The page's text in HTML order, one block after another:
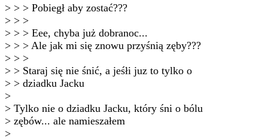
> > > Pobiegł aby zostać???
> > >
> > > Eee, chyba już dobranoc...
> > > Ale jak mi się znowu przyśnią zęby???
> > >
> > Staraj się nie śnić, a jeśłi juz to tylko o
> > dziadku Jacku
>
> Tylko nie o dziadku Jacku, który śni o bólu
> zębów... ale namieszałem
>